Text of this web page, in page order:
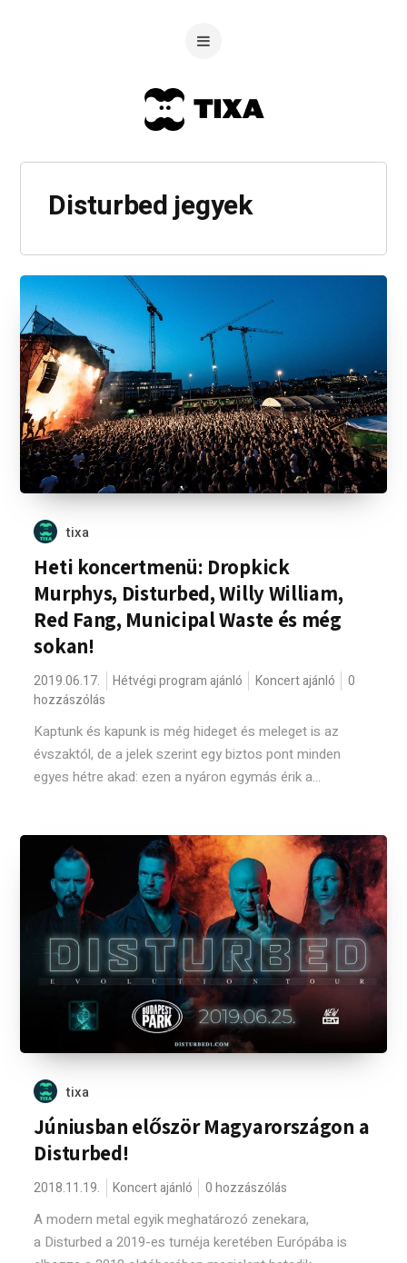
Disturbed jegyek
tixa
Heti koncertmenü: Dropkick
Murphys, Disturbed, Willy William,
Red Fang, Municipal Waste és még
sokan!
2019.06.17. Hétvégi program ajánló Koncert ajánló
0
hozzászólás
Kaptunk és kapunk is még hideget és meleget is az
évszaktól, de a jelek szerint egy biztos pont minden
egyes hétre akad: ezen a nyáron egymás érik a...
tixa
Júniusban először Magyarországon a
Disturbed!
2018.11.19. Koncert ajánló 0 hozzászólás
A modern metal egyik meghatározó zenekara,
a Disturbed a 2019-es turnéja keretében Európába is